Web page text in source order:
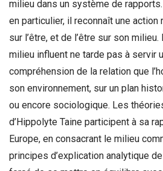
milieu dans un système de
en particulier, il reconnaît une
sur l’être, et de l’être sur son
milieu influent ne tarde pas à servir
compréhension de la relation que
son environnement, sur un plan
ou encore sociologique. Les
d’Hippolyte Taine participent à sa
Europe, en consacrant le milieu
principes d’explication analytique de